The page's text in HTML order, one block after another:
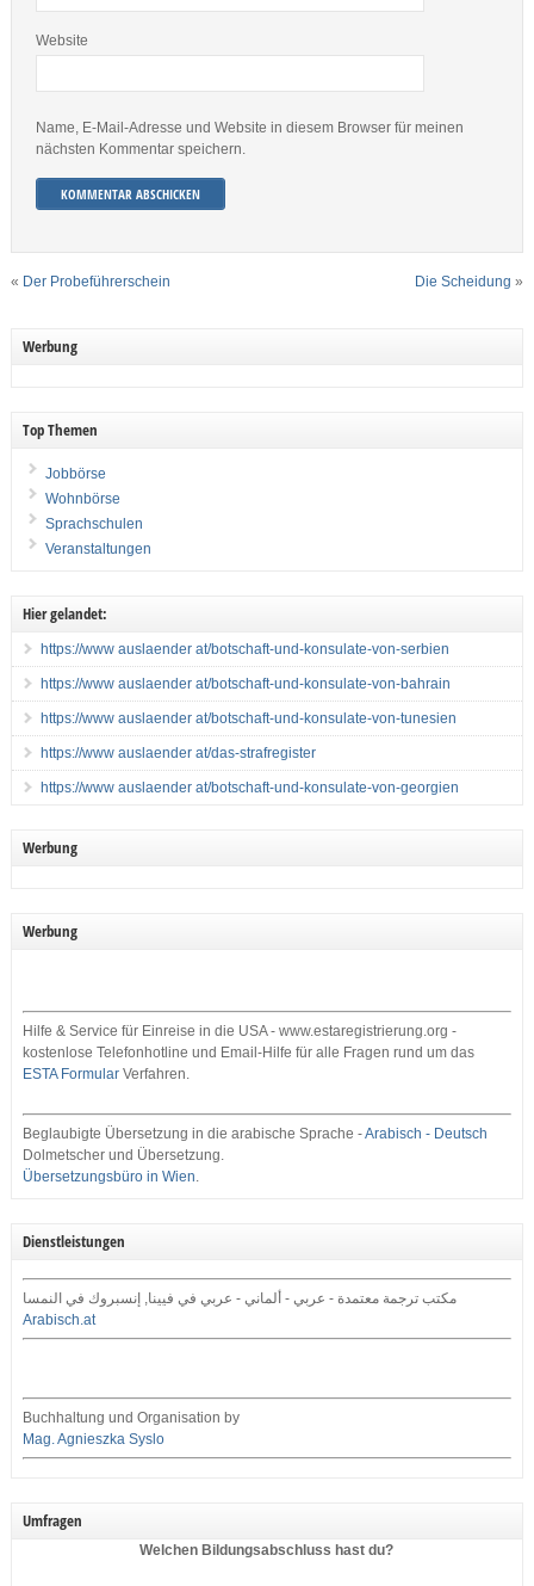
Website
Name, E-Mail-Adresse und Website in diesem Browser für meinen
nächsten Kommentar speichern.
« Der Probeführerschein Die Scheidung »
Werbung
Top Themen
Jobbörse
Wohnbörse
Sprachschulen
Veranstaltungen
Hier gelandet:
https://www auslaender at/botschaft-und-konsulate-von-serbien
https://www auslaender at/botschaft-und-konsulate-von-bahrain
https://www auslaender at/botschaft-und-konsulate-von-tunesien
https://www auslaender at/das-strafregister
https://www auslaender at/botschaft-und-konsulate-von-georgien
Werbung
Werbung
Hilfe & Service für Einreise in die USA - www.estaregistrierung.org -
kostenlose Telefonhotline und Email-Hilfe für alle Fragen rund um das
ESTA FormularVerfahren.
Beglaubigte Übersetzung in die arabische Sprache -Arabisch - Deutsch
Dolmetscher und Übersetzung.
Übersetzungsbüro in Wien.
Dienstleistungen
مكتب ترجمة معتمدة - عربي - ألماني - عربي في فيينا, إنسبروك في النمسا
Arabisch.at
Buchhaltung und Organisation by
Mag. Agnieszka Syslo
Umfragen
Welchen Bildungsabschluss hast du?